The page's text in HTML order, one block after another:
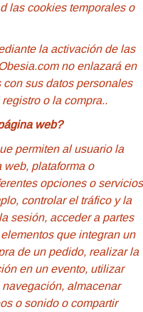
las cookies temporales o
la activación de las
no enlazará en
sus datos personales
o la compra..
web?
permiten al usuario la
web, plataforma o
opciones o servicios
controlar el tráfico y la
sesión, acceder a partes
que integran un
de un pedido, realizar la
en un evento, utilizar
almacenar
o sonido o compartir